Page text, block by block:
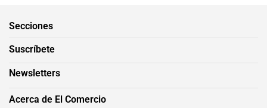
Secciones
Suscríbete
Newsletters
Acerca de El Comercio